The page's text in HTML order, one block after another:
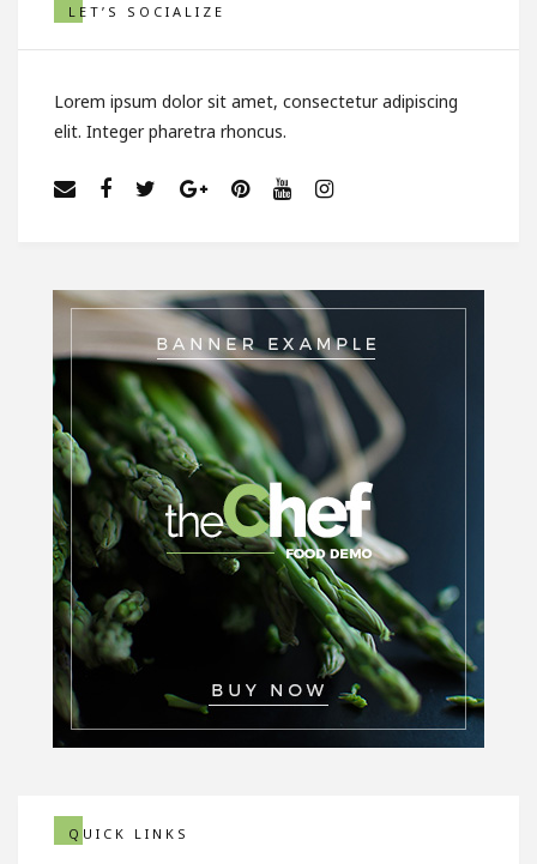
LET’S SOCIALIZE
Lorem ipsum dolor sit amet, consectetur adipiscing
elit. Integer pharetra rhoncus.
QUICK LINKS